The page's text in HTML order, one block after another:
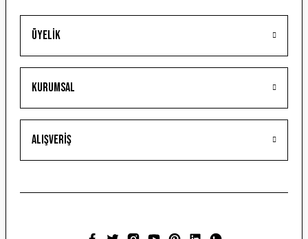
Gönder
Üyelik
Kurumsal
Alışveriş